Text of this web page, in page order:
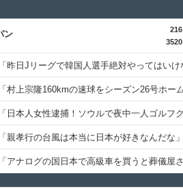
216
3520
ン
親孝行の台風は本当に日本が好きなんだな」